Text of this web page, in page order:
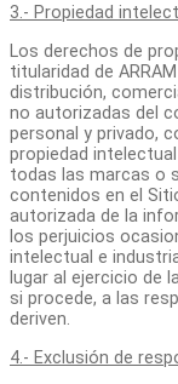
3.- Propiedad
Los derechos de
titularidad de
distribución,
no autorizadas del
personal y privado,
propiedad intelectual
todas las marcas o
contenidos en el
autorizada de la
los perjuicios
intelectual e
lugar al ejercicio de
si procede, a las
deriven.
4.- Exclusión de